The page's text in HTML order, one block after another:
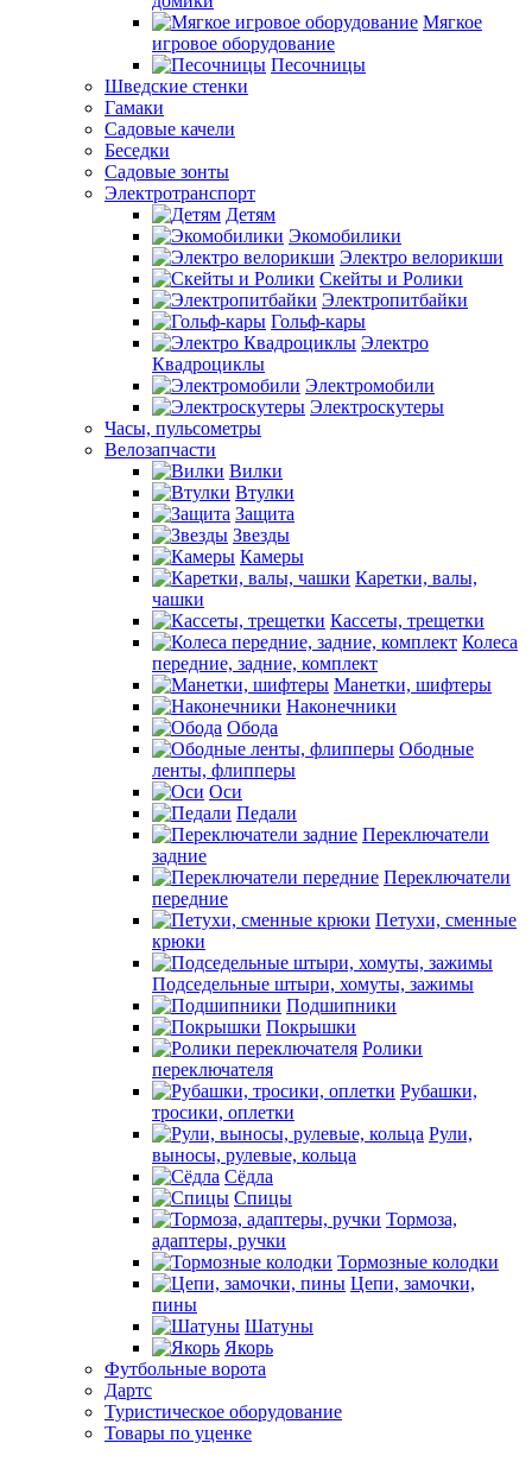
Мягкое
игровое оборудование
Песочницы
Шведские стенки
Гамаки
Садовые качели
Беседки
Садовые зонты
Электротранспорт
Детям
Экомобилики
Электро велорикши
Скейты и Ролики
Электропитбайки
Гольф-кары
Электро
Квадроциклы
Электромобили
Электроскутеры
Часы, пульсометры
Велозапчасти
Вилки
Втулки
Защита
Звезды
Камеры
Каретки, валы,
чашки
Кассеты, трещетки
Колеса
передние, задние, комплект
Манетки, шифтеры
Наконечники
Обода
Ободные
ленты, флипперы
Оси
Педали
Переключатели
задние
Переключатели
передние
Петухи, сменные
крюки
Подседельные штыри, хомуты, зажимы
Подшипники
Покрышки
Ролики
переключателя
Рубашки,
тросики, оплетки
Рули,
выносы, рулевые, кольца
Сёдла
Спицы
Тормоза,
адаптеры, ручки
Тормозные колодки
Цепи, замочки,
пины
Шатуны
Якорь
Футбольные ворота
Дартс
Туристическое оборудование
Товары по уценке